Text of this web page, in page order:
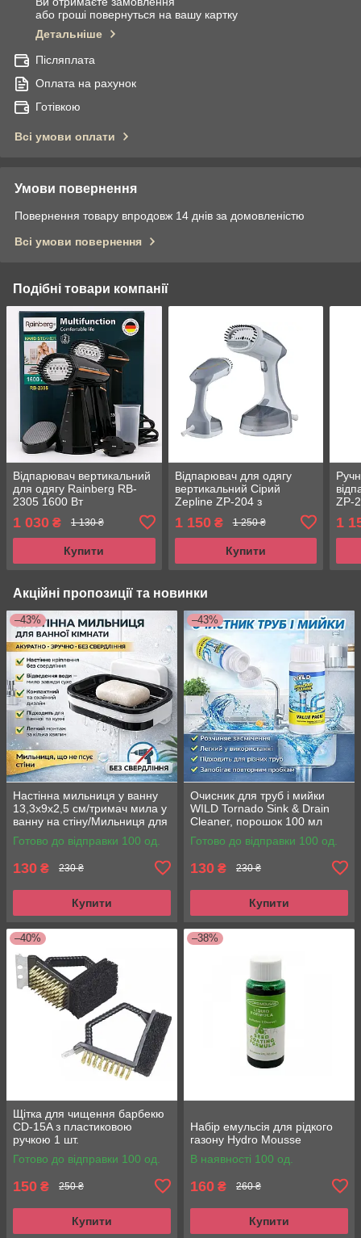
або гроші повернуться на вашу картку
Детальніше
Післяплата
Оплата на рахунок
Готівкою
Всі умови оплати
Умови повернення
Повернення товару впродовж 14 днів за домовленістю
Всі умови повернення
Подібні товари компанії
Відпарювач вертикальний
для одягу Rainberg RB-
2305 1600 Вт
Пароочисник для штор і
постільної білизни
1 030 ₴ 1 130 ₴
Купити
Відпарювач для одягу
вертикальний Сірий
Zepline ZP-204 з
неіржавкої сталі 2200 Вт
1 150₴ 1 250 ₴
Купити
ZP-
1
Акційні пропозиції та новинки
–43%
Настінна мильниця у ванну
13,3х9х2,5 см/тримач мила у
ванну на стіну/Мильниця для
твердого мила
Готово до відправки 100 од.
130 ₴ 230 ₴
Купити
–43%
Очисник для труб і мийки
WILD Tornado Sink & Drain
Cleaner, порошок 100 мл
Готово до відправки 100 од.
130 ₴ 230 ₴
Купити
–40%
Щітка для чищення барбекю
CD-15A з пластиковою
ручкою 1 шт.
Готово до відправки 100 од.
150 ₴ 250 ₴
Купити
–38%
Набір емульсія для рідкого
газону Hydro Mousse
В наявності 100 од.
160 ₴ 260 ₴
Купити